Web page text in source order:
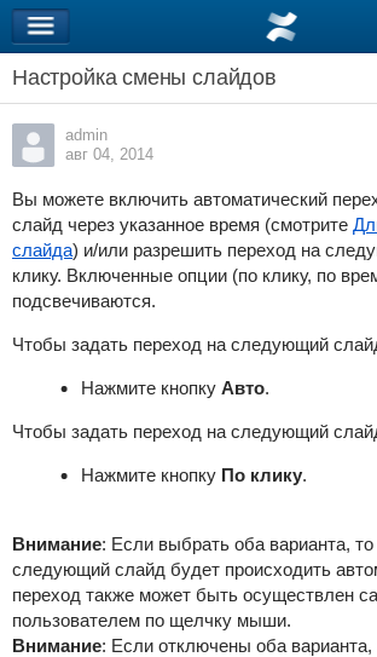
Настройка смены слайдов
admin
авг 04, 2014
Вы можете включить автоматический
слайд через указанное время (смотрите
слайда) и/или разрешить переход на
клику. Включенные опции (по клику, по
подсвечиваются.
Чтобы задать переход на следующий
Нажмите кнопку Aвто.
Чтобы задать переход на следующий
Нажмите кнопку По клику.
Внимание: Если выбрать оба варианта,
следующий слайд будет происходить
переход также может быть осуществлен
пользователем по щелчку мыши.
Внимание: Если отключены оба варианта,